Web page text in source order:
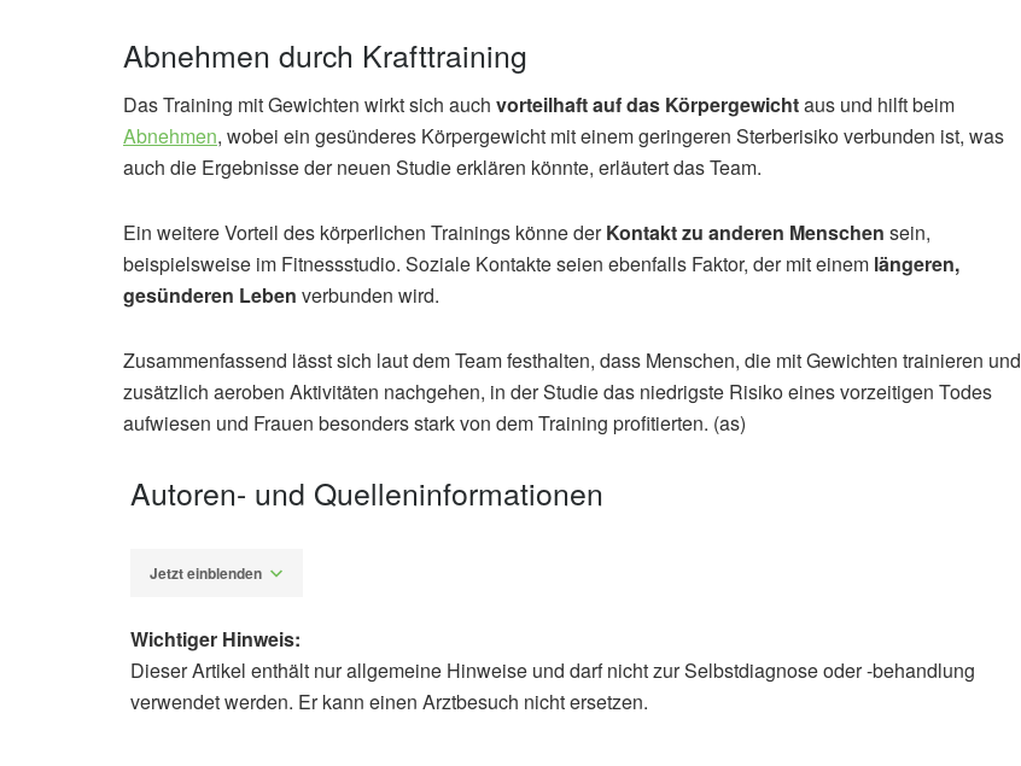
Abnehmen durch Krafttraining
Das Training mit Gewichten wirkt sich auch vorteilhaft auf das Körpergewichtaus und hilft beim
Abnehmen, wobei ein gesünderes Körpergewicht mit einem geringeren Sterberisiko verbunden ist, was
auch die Ergebnisse der neuen Studie erklären könnte, erläutert das Team.
Ein weitere Vorteil des körperlichen Trainings könne derKontakt zu anderen Menschen sein,
beispielsweise im Fitnessstudio. Soziale Kontakte seien ebenfalls Faktor, der mit einem längeren,
gesünderen Leben verbunden wird.
Zusammenfassend lässt sich laut dem Team festhalten, dass Menschen, die mit Gewichten trainieren und
zusätzlich aeroben Aktivitäten nachgehen, in der Studie das niedrigste Risiko eines vorzeitigen Todes
aufwiesen und Frauen besonders stark von dem Training profitierten. (as)
Autoren- und Quelleninformationen
Jetzt einblenden
Alexander Stindt
Wichtiger Hinweis:
Dieser Artikel enthält nur allgemeine Hinweise und darf nicht zur Selbstdiagnose oder -behandlung
verwendet werden. Er kann einen Arztbesuch nicht ersetzen.